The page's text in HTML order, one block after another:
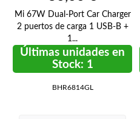
Mi 67W Dual-Port Car Charger
2 puertos de carga 1 USB-B +
1...
Últimas unidades en
Stock: 1
BHR6814GL